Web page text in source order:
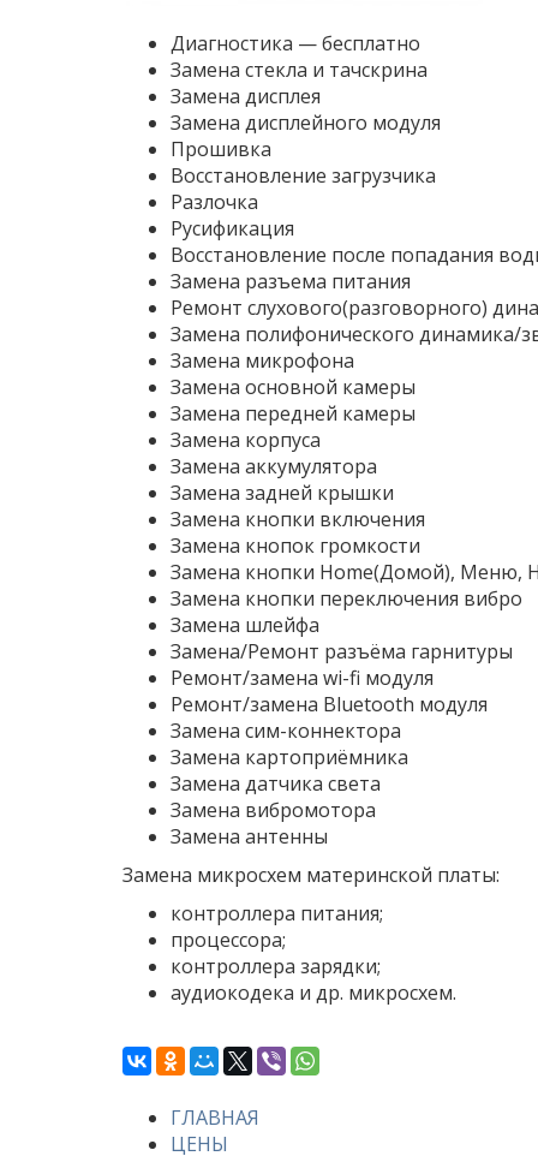
Диагностика — бесплатно
Замена стекла и тачскрина
Замена дисплея
Замена дисплейного модуля
Прошивка
Восстановление загрузчика
Разлочка
Русификация
Восстановление после попадания
Замена разъема питания
Ремонт слухового(разговорного)
Замена полифонического динамика/
Замена микрофона
Замена основной камеры
Замена передней камеры
Замена корпуса
Замена аккумулятора
Замена задней крышки
Замена кнопки включения
Замена кнопок громкости
Замена кнопки Home(Домой), Меню,
Замена кнопки переключения вибро
Замена шлейфа
Замена/Ремонт разъёма гарнитуры
Ремонт/замена wi-fi модуля
Ремонт/замена Bluetooth модуля
Замена сим-коннектора
Замена картоприёмника
Замена датчика света
Замена вибромотора
Замена антенны
Замена микросхем материнской платы:
контроллера питания;
процессора;
контроллера зарядки;
аудиокодека и др. микросхем.
ГЛАВНАЯ
ЦЕНЫ